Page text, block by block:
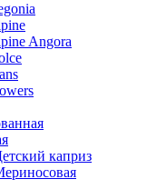
Angora
каприз